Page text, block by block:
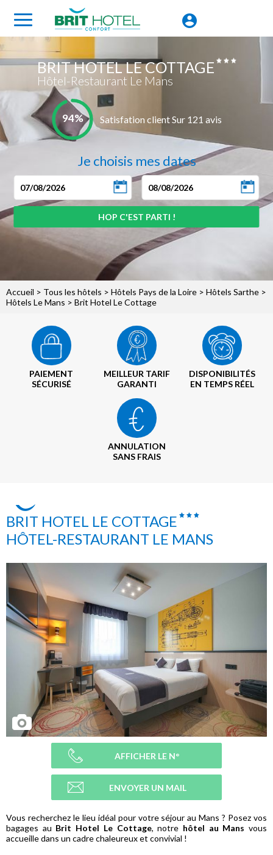
BRIT HOTEL LE COTTAGE
Hôtel-Restaurant Le Mans
94% Satisfation client Sur 121 avis
Je choisis mes dates
Accueil > Tous les hôtels > Hôtels Pays de la Loire > Hôtels Sarthe >
Hôtels Le Mans > Brit Hotel Le Cottage
PAIEMENT
SÉCURISÉ
MEILLEUR TARIF
GARANTI
DISPONIBILITÉS
EN TEMPS RÉEL
ANNULATION
SANS FRAIS
BRIT HOTEL LE COTTAGE
HÔTEL-RESTAURANT LE MANS
AFFICHER LE N°
ENVOYER UN MAIL
Vous recherchez le lieu idéal pour votre séjour au Mans ? Posez vos
bagages au Brit Hotel Le Cottage, notre hôtel au Mans vous
accueille dans un cadre chaleureux et convivial !